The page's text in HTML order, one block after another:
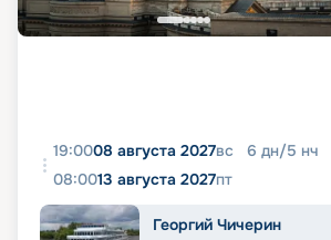
19:0008 августа 2027вс 6 дн/5 нч
08:0013 августа 2027пт
Георгий Чичерин